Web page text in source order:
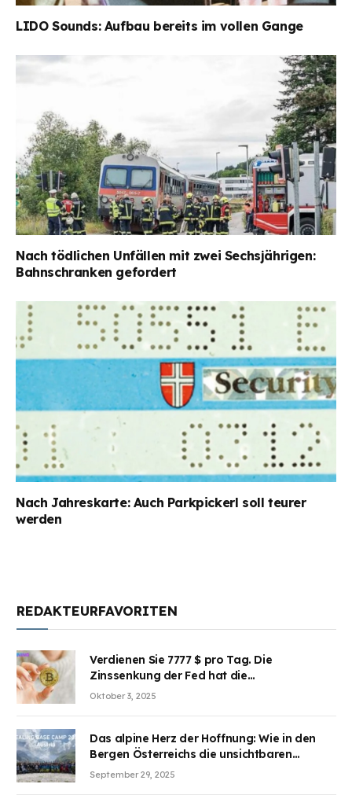
LIDO Sounds: Aufbau bereits im vollen Gange
Nach tödlichen Unfällen mit zwei Sechsjährigen:
Bahnschranken gefordert
Nach Jahreskarte: Auch Parkpickerl soll teurer
werden
REDAKTEURFAVORITEN
Verdienen Sie 7777 $ pro Tag. Die
Zinssenkung der Fed hat die
Aufmerksamkeit des Marktes erregt.
Oktober 3, 2025
Das alpine Herz der Hoffnung: Wie in den
Bergen Österreichs die unsichtbaren
Wunden des Kriegesheilen
September 29, 2025